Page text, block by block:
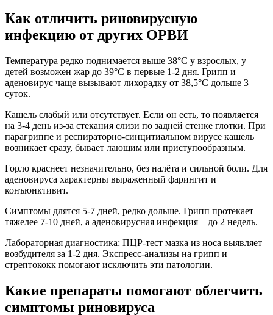
Как отличить риновирусную
инфекцию от других ОРВИ
Температура редко поднимается выше 38°C у взрослых, у
детей возможен жар до 39°C в первые 1-2 дня. Грипп и
аденовирус чаще вызывают лихорадку от 38,5°C дольше 3
суток.
Кашель слабый или отсутствует. Если он есть, то появляется
на 3-4 день из-за стекания слизи по задней стенке глотки. При
парагриппе и респираторно-синцитиальном вирусе кашель
возникает сразу, бывает лающим или приступообразным.
Горло краснеет незначительно, без налёта и сильной боли. Для
аденовируса характерны выраженный фарингит и
конъюнктивит.
Симптомы длятся 5-7 дней, редко дольше. Грипп протекает
тяжелее 7-10 дней, а аденовирусная инфекция – до 2 недель.
Лабораторная диагностика: ПЦР-тест мазка из носа выявляет
возбудителя за 1-2 дня. Экспресс-анализы на грипп и
стрептококк помогают исключить эти патологии.
Какие препараты помогают облегчить
симптомы риновируса